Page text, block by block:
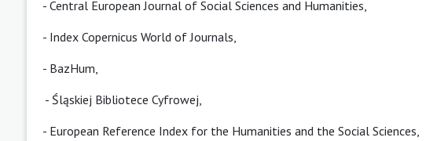
- Central European Journal of Social Sciences and Humanities
- Index Copernicus World of Journals
- BazHum
- Śląskiej Bibliotece Cyfrowej
- European Reference Index for the Humanities and the Social Sciences